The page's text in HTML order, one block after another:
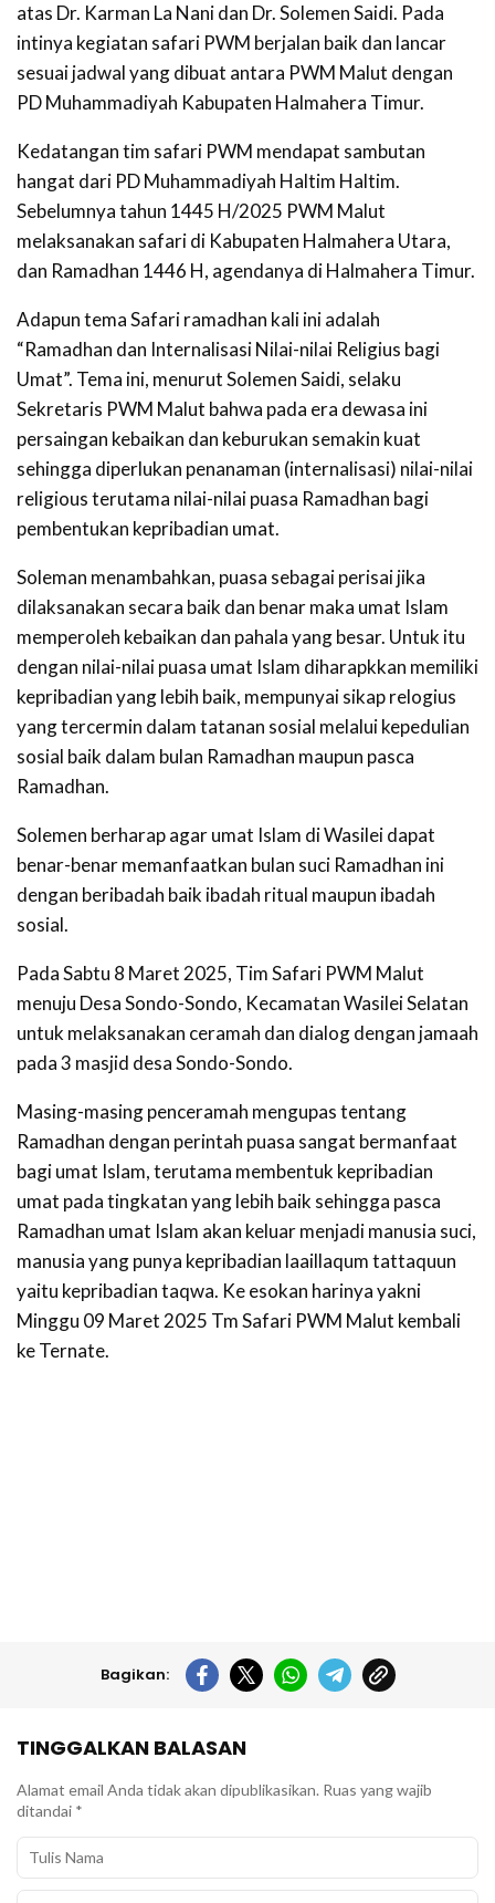
atas Dr. Karman La Nani dan Dr. Solemen Saidi. Pada
intinya kegiatan safari PWM berjalan baik dan lancar
sesuai jadwal yang dibuat antara PWM Malut dengan
PD Muhammadiyah Kabupaten Halmahera Timur.
Kedatangan tim safari PWM mendapat sambutan
hangat dari PD Muhammadiyah Haltim Haltim.
Sebelumnya tahun 1445 H/2025 PWM Malut
melaksanakan safari di Kabupaten Halmahera Utara,
dan Ramadhan 1446 H, agendanya di Halmahera Timur.
Adapun tema Safari ramadhan kali ini adalah
“Ramadhan dan Internalisasi Nilai-nilai Religius bagi
Umat”. Tema ini, menurut Solemen Saidi, selaku
Sekretaris PWM Malut bahwa pada era dewasa ini
persaingan kebaikan dan keburukan semakin kuat
sehingga diperlukan penanaman (internalisasi) nilai-nilai
religious terutama nilai-nilai puasa Ramadhan bagi
pembentukan kepribadian umat.
Soleman menambahkan, puasa sebagai perisai jika
dilaksanakan secara baik dan benar maka umat Islam
memperoleh kebaikan dan pahala yang besar. Untuk itu
dengan nilai-nilai puasa umat Islam diharapkkan memiliki
kepribadian yang lebih baik, mempunyai sikap relogius
yang tercermin dalam tatanan sosial melalui kepedulian
sosial baik dalam bulan Ramadhan maupun pasca
Ramadhan.
Solemen berharap agar umat Islam di Wasilei dapat
benar-benar memanfaatkan bulan suci Ramadhan ini
dengan beribadah baik ibadah ritual maupun ibadah
sosial.
Pada Sabtu 8 Maret 2025, Tim Safari PWM Malut
menuju Desa Sondo-Sondo, Kecamatan Wasilei Selatan
untuk melaksanakan ceramah dan dialog dengan jamaah
pada 3 masjid desa Sondo-Sondo.
Masing-masing penceramah mengupas tentang
Ramadhan dengan perintah puasa sangat bermanfaat
bagi umat Islam, terutama membentuk kepribadian
umat pada tingkatan yang lebih baik sehingga pasca
Ramadhan umat Islam akan keluar menjadi manusia suci,
manusia yang punya kepribadian laaillaqum tattaquun
yaitu kepribadian taqwa. Ke esokan harinya yakni
Minggu 09 Maret 2025 Tm Safari PWM Malut kembali
ke Ternate.
Bagikan:
TINGGALKAN BALASAN
Alamat email Anda tidak akan dipublikasikan. Ruas yang wajib
ditandai *